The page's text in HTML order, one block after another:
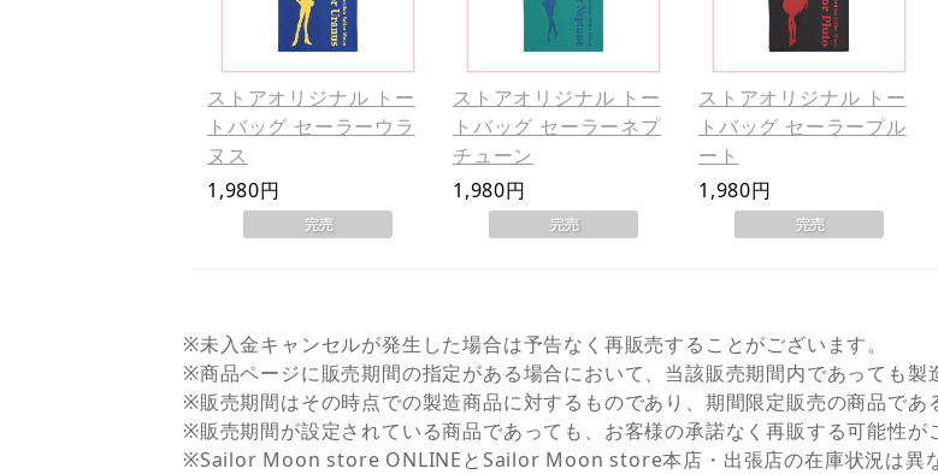
ストアオリジナル トー
トバッグ セーラーウラ
ヌス
1,980円
ストアオリジナル トー
トバッグ セーラーネプ
チューン
1,980円
ストアオリジナル トー
トバッグ セーラープル
ート
1,980円
※未入金キャンセルが発生した場合は予告なく再販売することがございます。
※商品ページに販売期間の指定がある場合において、当該販売期間内であっても製
※販売期間はその時点での製造商品に対するものであり、期間限定販売の商品であ
※販売期間が設定されている商品であっても、お客様の承諾なく再販する可能性が
※Sailor Moon store ONLINEとSailor Moon store本店・出張店の在庫状況は異な